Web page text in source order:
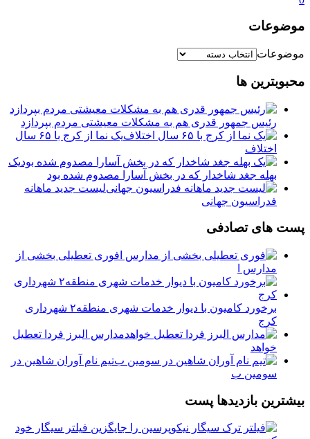
موضوعات
موضوعات
محبوبترین ها
رئیس جمهور قدری هم به مشکلات معیشتی مردم بپردازد
یک نما از کرج با ۶۵ سال
اختلاف
یک
بهله جغد شاخدار که در بخش آسارا مصدوم شده بود
لیست جدید ماهانه
فدراسیون جهانی
پست های تصادفی
فوری تعطیلی بخشی از
مدارس ا
برخورد کامیون با دیوار خدمات شهری منطقه۲ شهرداری
کرج
مدارس البرز فردا تعطیل
خواهد
تیم نام آوران شاهین در
سومین ب
بیشترین بازدیدها پست